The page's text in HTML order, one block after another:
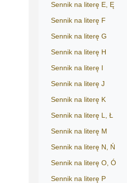
Sennik na literę E, Ę
Sennik na literę F
Sennik na literę G
Sennik na literę H
Sennik na literę I
Sennik na literę J
Sennik na literę K
Sennik na literę L, Ł
Sennik na literę M
Sennik na literę N, Ń
Sennik na literę O, Ó
Sennik na literę P